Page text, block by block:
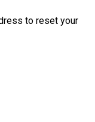
to reset your